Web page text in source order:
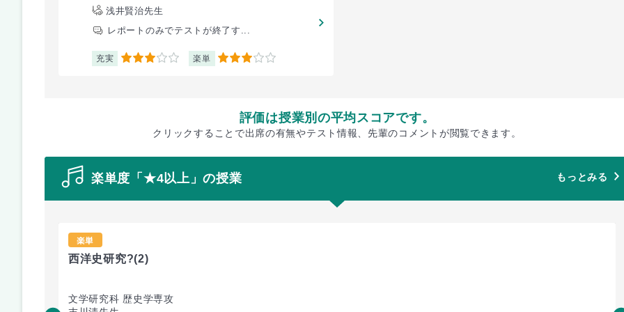
浅井賢治先生
レポートのみでテストが終了す...
充実 3 楽単 3
評価は授業別の平均スコアです。
クリックすることで出席の有無やテスト情報、先輩のコメントが閲覧できます。
楽単度「★4以上」の授業 もっとみる
楽単
西洋史研究?(2)
文学研究科 歴史学専攻